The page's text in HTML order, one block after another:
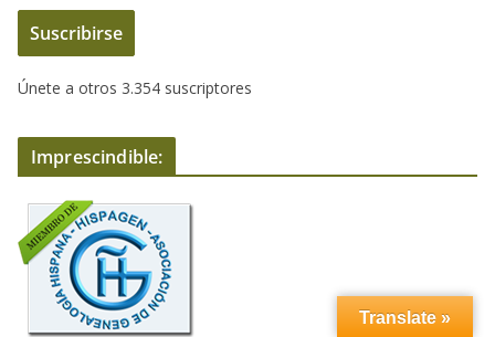
e
c
i
n
d
o
Suscribirse
Únete a otros 3.354 suscriptores
Imprescindible:
Translate »